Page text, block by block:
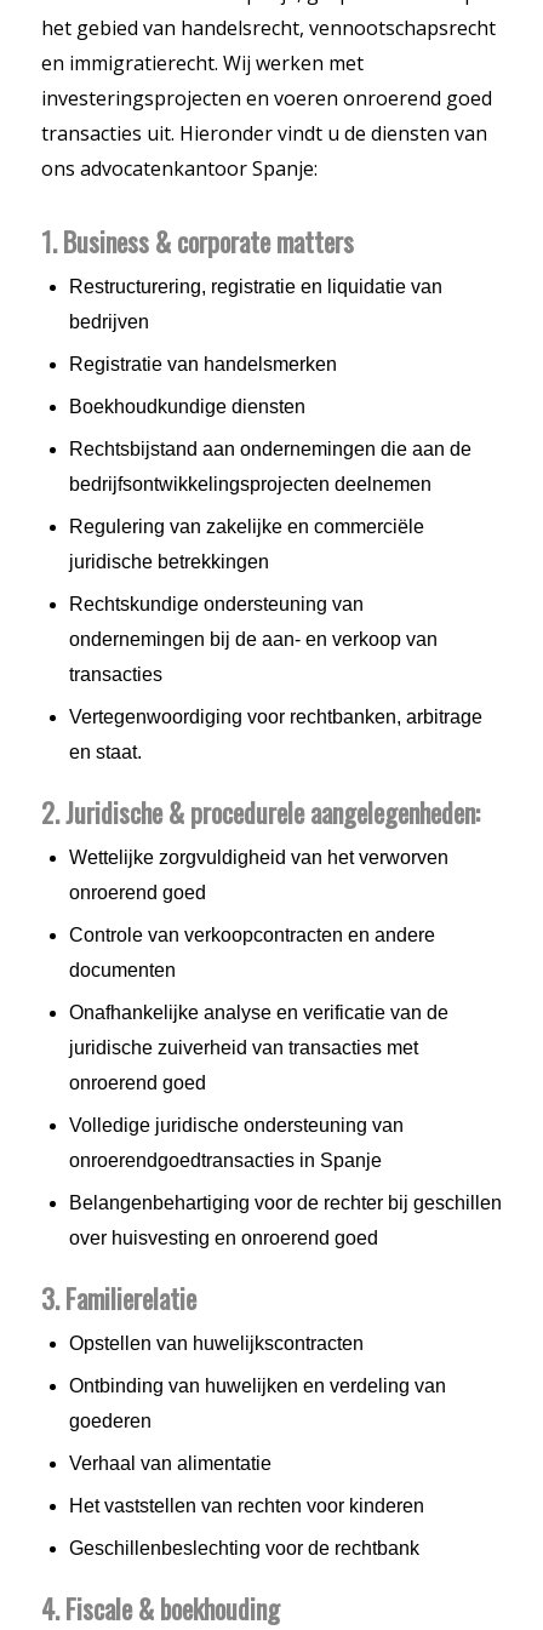
het gebied van handelsrecht, vennootschapsrecht
en immigratierecht. Wij werken met
investeringsprojecten en voeren onroerend goed
transacties uit. Hieronder vindt u de diensten van
ons advocatenkantoor Spanje:
1.Business & corporate matters
Restructurering, registratie en liquidatie van
bedrijven
Registratie van handelsmerken
Boekhoudkundige diensten
Rechtsbijstand aan ondernemingen die aan de
bedrijfsontwikkelingsprojecten deelnemen
Regulering van zakelijke en commerciële
juridische betrekkingen
Rechtskundige ondersteuning van
ondernemingen bij de aan- en verkoop van
transacties
Vertegenwoordiging voor rechtbanken, arbitrage
en staat.
2. Juridische & procedurele aangelegenheden:
Wettelijke zorgvuldigheid van het verworven
onroerend goed
Controle van verkoopcontracten en andere
documenten
Onafhankelijke analyse en verificatie van de
juridische zuiverheid van transacties met
onroerend goed
Volledige juridische ondersteuning van
onroerendgoedtransacties in Spanje
Belangenbehartiging voor de rechter bij geschillen
over huisvesting en onroerend goed
3. Familierelatie
Opstellen van huwelijkscontracten
Ontbinding van huwelijken en verdeling van
goederen
Verhaal van alimentatie
Het vaststellen van rechten voor kinderen
Geschillenbeslechting voor de rechtbank
4. Fiscale & boekhouding